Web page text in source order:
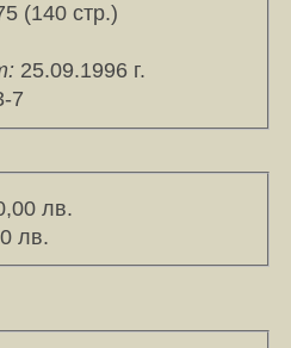
(140 стр.)
25.09.1996 г.
7
лв.
лв.